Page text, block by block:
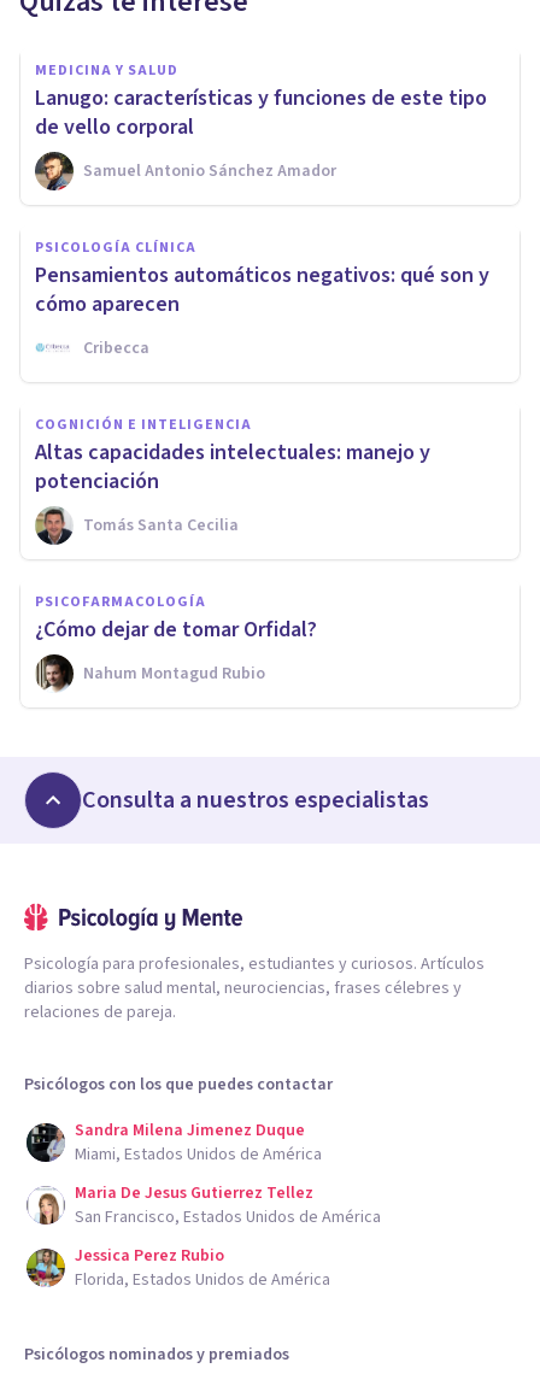
MEDICINA Y SALUD
Lanugo: características y funciones de este tipo
de vello corporal
Samuel Antonio Sánchez Amador
PSICOLOGÍA CLÍNICA
Pensamientos automáticos negativos: qué son y
cómo aparecen
Cribecca
COGNICIÓN E INTELIGENCIA
Altas capacidades intelectuales: manejo y
potenciación
Tomás Santa Cecilia
PSICOFARMACOLOGÍA
¿Cómo dejar de tomar Orfidal?
Nahum Montagud Rubio
Consulta a nuestros especialistas
Psicología para profesionales, estudiantes y curiosos. Artículos
diarios sobre salud mental, neurociencias, frases célebres y
relaciones de pareja.
Psicólogos con los que puedes contactar
Sandra Milena Jimenez Duque
Miami, Estados Unidos de América
Maria De Jesus Gutierrez Tellez
San Francisco, Estados Unidos de América
Jessica Perez Rubio
Florida, Estados Unidos de América
Psicólogos nominados y premiados